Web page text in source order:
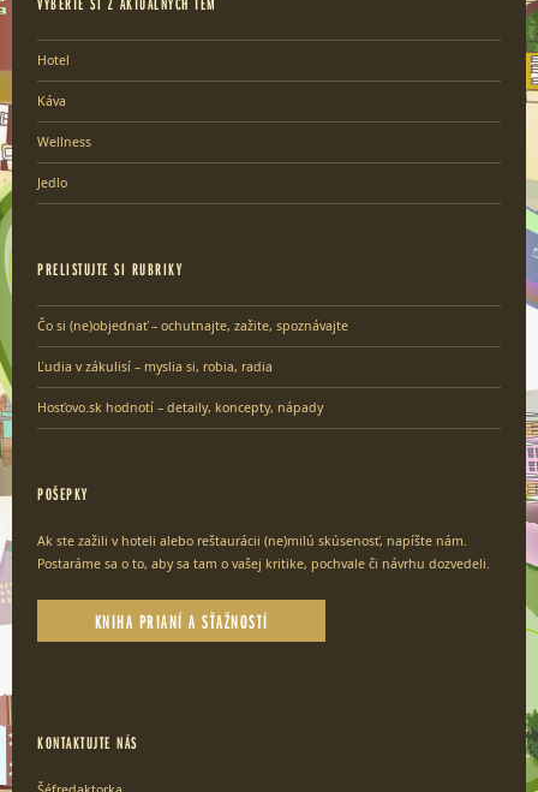
Hotel
Káva
Wellness
Jedlo
PRELISTUJTE SI RUBRIKY
Čo si (ne)objednať – ochutnajte, zažite, spoznávajte
Ľudia v zákulisí – myslia si, robia, radia
Hosťovo.sk hodnotí – detaily, koncepty, nápady
POŠEPKY
Ak ste zažili v hoteli alebo reštaurácii (ne)milú skúsenosť, napíšte nám.
Postaráme sa o to, aby sa tam o vašej kritike, pochvale či návrhu dozvedeli.
KNIHA PRIANÍ A SŤAŽNOSTÍ
KONTAKTUJTE NÁS